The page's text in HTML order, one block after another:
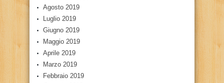
Agosto 2019
Luglio 2019
Giugno 2019
Maggio 2019
Aprile 2019
Marzo 2019
Febbraio 2019